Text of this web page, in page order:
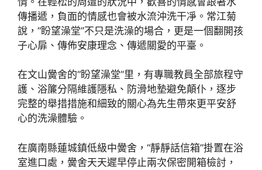
傳播遞，負面的情感也會被水流沖洗干凈。常江菊
說，“盼望澡堂”不只是洗澡的場合，更是一個翻開孩
子心扉、傳佈安康理念、傳遞關愛的平臺。
在文山黌舍的“盼望澡堂”里，有專職教員全部旅程守
護、浴簾分隔維護隱私、防滑地墊避免顛仆，逐步
完整的舉措措施和細致的關心為先生帶來更平安舒
心的洗澡體驗。
在廣南縣蓮城鎮低級中黌舍，“靜靜話信箱”掛置在浴
室進口處，黌舍天天遲早停止兩次保密開箱檢討，